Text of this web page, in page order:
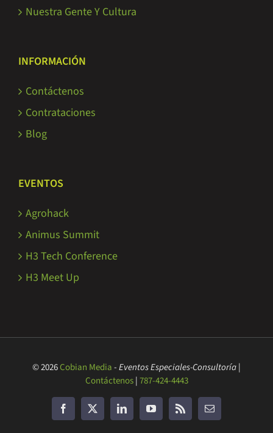
Nuestra Gente Y Cultura
INFORMACIÓN
Contáctenos
Contrataciones
Blog
EVENTOS
Agrohack
Animus Summit
H3 Tech Conference
H3 Meet Up
© 2026Cobian Media-Eventos Especiales-Consultoría|
Contáctenos|787-424-4443
FacebookTwitterLinkedInYouTubeRss
Correo
electrónico